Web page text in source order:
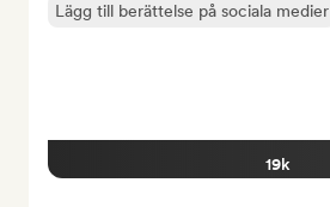
Lägg till berättelse på sociala medier
19k